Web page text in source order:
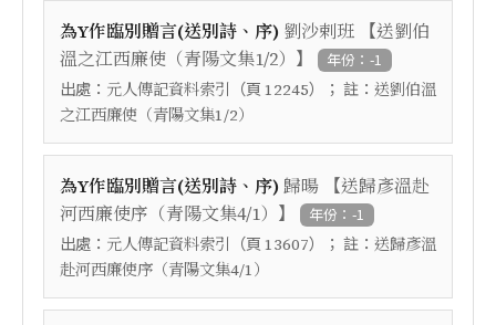
為Y作臨別贈言(送別詩、序) 劉沙剌班 【送劉伯
溫之江西廉使（青陽文集1/2） 】 年份：-1
出處： 元人傳記資料索引 （頁 12245）； 註： 送劉伯溫
之江西廉使（青陽文集1/2）
為Y作臨別贈言(送別詩、序)歸暘 【送歸彥溫赴
河西廉使序（青陽文集4/1） 】 年份：-1
出處： 元人傳記資料索引 （頁 13607）； 註： 送歸彥溫
赴河西廉使序（青陽文集4/1）